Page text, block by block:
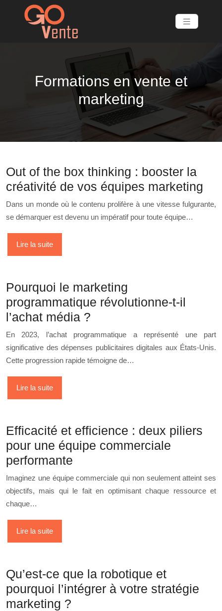
Formations en vente et
marketing
Out of the box thinking : booster la
créativité de vos équipes marketing
Dans un monde où le contenu prolifère à une vitesse fulgurante,
se démarquer est devenu un impératif pour toute équipe…
Lire la suite
Pourquoi le marketing
programmatique révolutionne-t-il
l’achat média ?
En 2023, l’achat programmatique a représenté une part
significative des dépenses publicitaires digitales aux États-Unis.
Cette progression rapide témoigne de…
Lire la suite
Efficacité et efficience : deux piliers
pour une équipe commerciale
performante
Imaginez une équipe commerciale qui non seulement atteint ses
objectifs, mais qui le fait en optimisant chaque ressource et
chaque…
Lire la suite
Qu’est-ce que la robotique et
pourquoi l’intégrer à votre stratégie
marketing ?